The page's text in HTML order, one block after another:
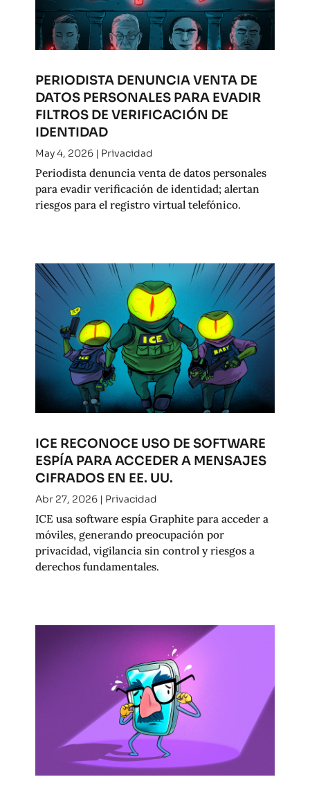
PERIODISTA DENUNCIA VENTA DE
DATOS PERSONALES PARA EVADIR
FILTROS DE VERIFICACIÓN DE
IDENTIDAD
May 4, 2026| Privacidad
Periodista denuncia venta de datos personales
para evadir verificación de identidad; alertan
riesgos para el registro virtual telefónico.
ICE RECONOCE USO DE SOFTWARE
ESPÍA PARA ACCEDER A MENSAJES
CIFRADOS EN EE. UU.
Abr 27, 2026| Privacidad
ICE usa software espía Graphite para acceder a
móviles, generando preocupación por
privacidad, vigilancia sin control y riesgos a
derechos fundamentales.